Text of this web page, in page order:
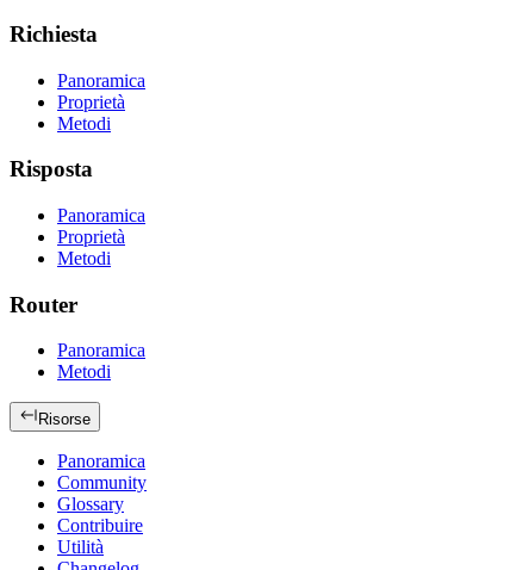
Richiesta
Panoramica
Proprietà
Metodi
Risposta
Panoramica
Proprietà
Metodi
Router
Panoramica
Metodi
Risorse
Panoramica
Community
Glossary
Contribuire
Utilità